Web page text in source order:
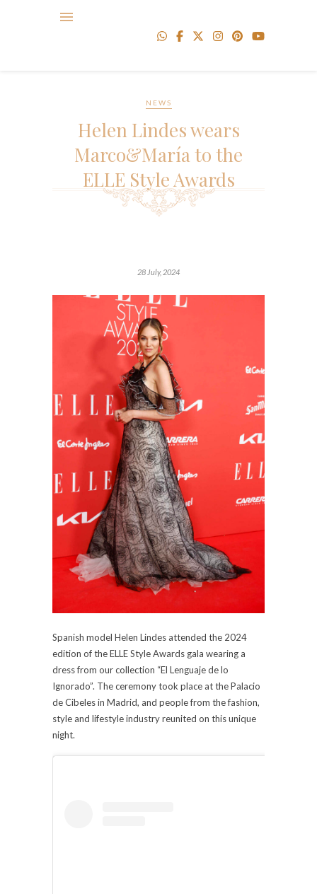
NEWS
Helen Lindes wears
Marco&María to the
ELLE Style Awards
28 July, 2024
Spanish model Helen Lindes attended the 2024
edition of the ELLE Style Awards gala wearing a
dress from our collection “El Lenguaje de lo
Ignorado”. The ceremony took place at the Palacio
de Cibeles in Madrid, and people from the fashion,
style and lifestyle industry reunited on this unique
night.